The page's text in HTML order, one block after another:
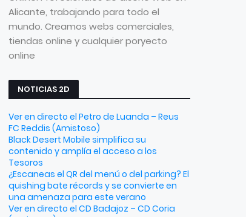
Alicante, trabajando para todo el
mundo. Creamos webs comerciales,
tiendas online y cualquier poryecto
online
NOTICIAS 2D
Ver en directo el Petro de Luanda – Reus
FC Reddis (Amistoso)
Black Desert Mobile simplifica su
contenido y amplía el acceso a los
Tesoros
¿Escaneas el QR del menú o del parking? El
quishing bate récords y se convierte en
una amenaza para este verano
Ver en directo el CD Badajoz – CD Coria